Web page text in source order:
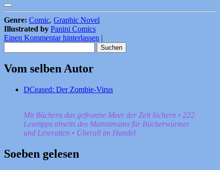
Genre: Comic, Graphic Novel
Illustrated by Panini Comics
Einen Kommentar hinterlassen |
nach:
Vom selben Autor
DCeased: Der Zombie-Virus
Mit Büchern das gefrorene Meer der Zeit löchern • 222
Lesetipps abseits des Mainstreams für Bücherwürmer
und Leseratten • Überall im Handel
Soeben gelesen